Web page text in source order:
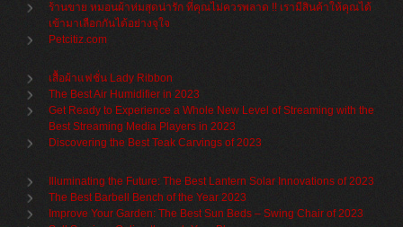
ร้านขาย หมอนผ้าห่มสุดน่ารัก ที่คุณไม่ควรพลาด !! เรามีสินค้าให้คุณได้
เข้ามาเลือกกันได้อย่างจุใจ
Petcitiz.com
เสื้อผ้าแฟชั่น Lady Ribbon
The Best Air Humidifier in 2023
Get Ready to Experience a Whole New Level of Streaming with the
Best Streaming Media Players in 2023
Discovering the Best Teak Carvings of 2023
Illuminating the Future: The Best Lantern Solar Innovations of 2023
The Best Barbell Bench of the Year 2023
Improve Your Garden: The Best Sun Beds – Swing Chair of 2023